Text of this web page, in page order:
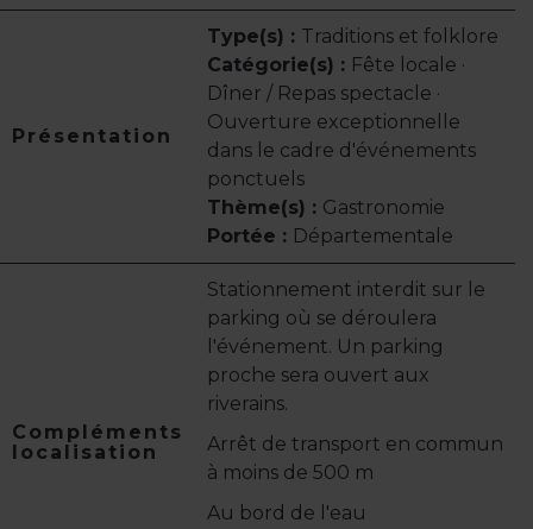
Présentation
Type(s) : Traditions et folklore
Catégorie(s) : Fête locale ·
Dîner / Repas spectacle ·
Ouverture exceptionnelle
dans le cadre d'événements
ponctuels
Thème(s) : Gastronomie
Portée : Départementale
Compléments
localisation
Stationnement interdit sur le
parking où se déroulera
l'événement. Un parking
proche sera ouvert aux
riverains.
Arrêt de transport en commun
à moins de 500 m
Au bord de l'eau